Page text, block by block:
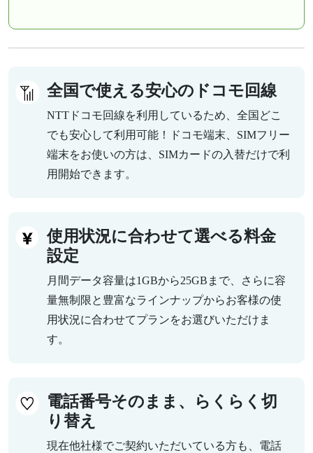
全国で使える安心のドコモ回線
NTTドコモ回線を利用しているため、全国どこ
でも安心して利用可能！ドコモ端末、SIMフリー
端末をお使いの方は、SIMカードの入替だけで利
用開始できます。
使用状況に合わせて選べる料金
設定
月間データ容量は1GBから25GBまで、さらに容
量無制限と豊富なラインナップからお客様の使
用状況に合わせてプランをお選びいただけま
す。
電話番号そのまま、らくらく切
り替え
現在他社様でご契約いただいている方も、電話